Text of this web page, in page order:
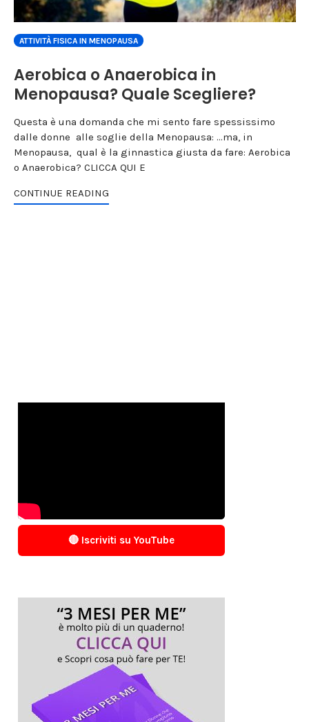
ATTIVITÀ FISICA IN MENOPAUSA
Aerobica o Anaerobica in
Menopausa? Quale Scegliere?
Questa è una domanda che mi sento fare spessissimo
dalle donne alle soglie della Menopausa: ...ma, in
Menopausa, qual è la ginnastica giusta da fare: Aerobica
o Anaerobica? CLICCA QUI E
CONTINUE READING
🔴 Iscriviti su YouTube